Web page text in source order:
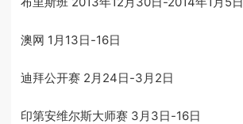
澳网 1月13日-16日
迪拜公开赛 2月24日-3月2日
印第安维尔斯大师赛 3月3日-16日